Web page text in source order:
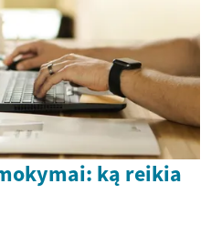
ką reikia